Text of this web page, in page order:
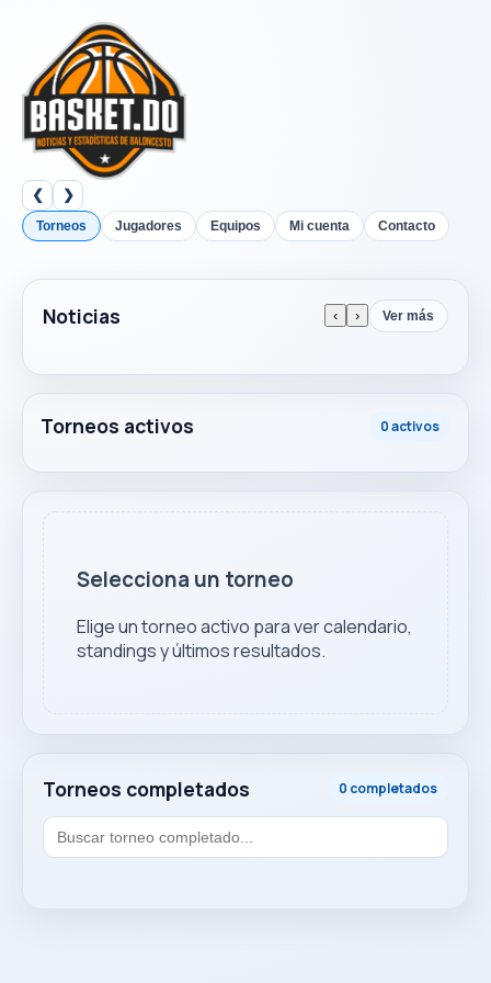
❮ ❯
Torneos Jugadores Equipos Mi cuenta Contacto
Noticias ‹ › Ver más
Torneos activos 0 activos
Torneos completados 0 completados
Selecciona un torneo
Elige un torneo activo para ver calendario,
standings y últimos resultados.